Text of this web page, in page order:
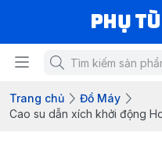
Phụ
Trang chủ
Đồ Máy
Cao su dẫn xích khởi động